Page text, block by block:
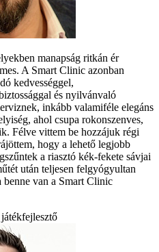
manapság ritkán ér
A Smart Clinic azonban
kedvességgel,
és nyilvánvaló
inkább valamiféle elegáns
ahol csupa rokonszenves,
Félve vittem be hozzájuk régi
hogy a lehető legjobb
a riasztó kék-fekete sávjai
után teljesen felgyógyultan
benne van a Smart Clinic